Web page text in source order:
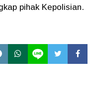
pihak Kepolisian.